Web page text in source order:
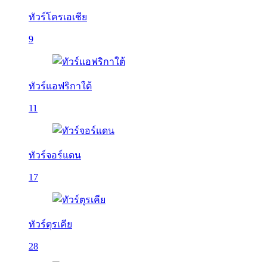
ทัวร์โครเอเชีย
9
ทัวร์แอฟริกาใต้
11
ทัวร์จอร์แดน
17
ทัวร์ตุรเคีย
28